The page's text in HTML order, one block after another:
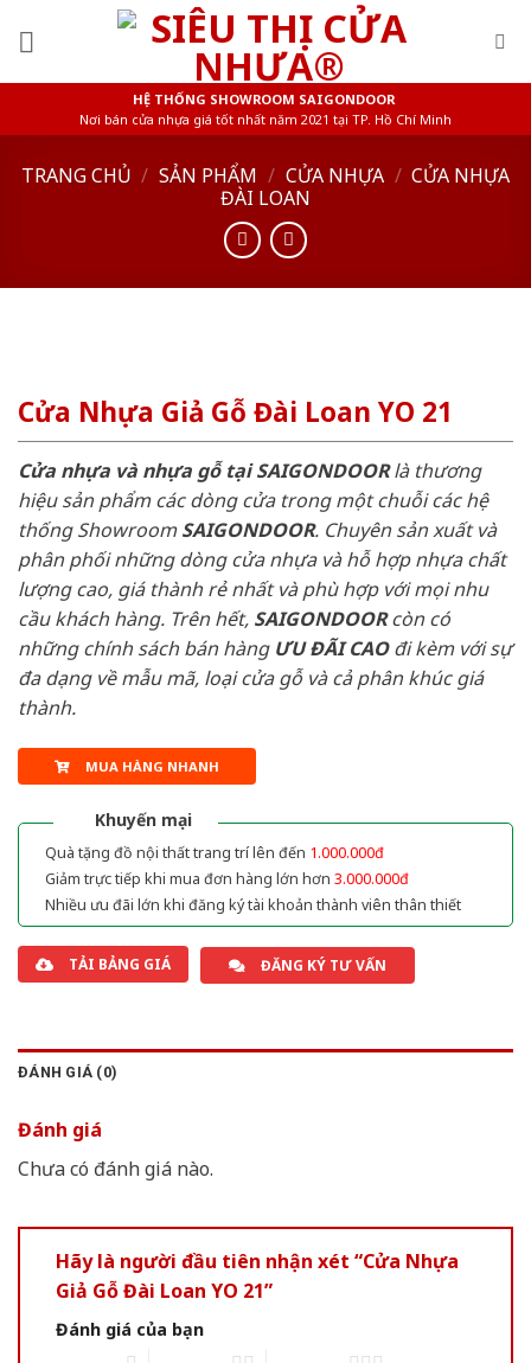
HỆ THỐNG SHOWROOM SAIGONDOOR
Nơi bán cửa nhựa giá tốt nhất năm 2021 tại TP. Hồ Chí Minh
TRANG CHỦ / SẢN PHẨM / CỬA NHỰA / CỬA NHỰA
ĐÀI LOAN
Cửa Nhựa Giả Gỗ Đài Loan YO 21
Cửa nhựa và nhựa gỗ tại SAIGONDOORlà thương
hiệu sản phẩm các dòng cửa trong một chuỗi các hệ
thống ShowroomSAIGONDOOR. Chuyên sản xuất và
phân phối những dòng cửa nhựa và hỗ hợp nhựa chất
lượng cao, giá thành rẻ nhất và phù hợp với mọi nhu
cầu khách hàng. Trên hết, SAIGONDOORcòn có
những chính sách bán hàng ƯU ĐÃI CAOđi kèm với sự
đa dạng về mẫu mã, loại cửa gỗ và cả phân khúc giá
thành.
MUA HÀNG NHANH
Khuyến mại
Quà tặng đồ nội thất trang trí lên đến 1.000.000đ
Giảm trực tiếp khi mua đơn hàng lớn hơn 3.000.000đ
Nhiều ưu đãi lớn khi đăng ký tài khoản thành viên thân thiết
TẢI BẢNG GIÁ ĐĂNG KÝ TƯ VẤN
ĐÁNH GIÁ (0)
Đánh giá
Chưa có đánh giá nào.
Hãy là người đầu tiên nhận xét “Cửa Nhựa
Giả Gỗ Đài Loan YO 21”
Đánh giá của bạn